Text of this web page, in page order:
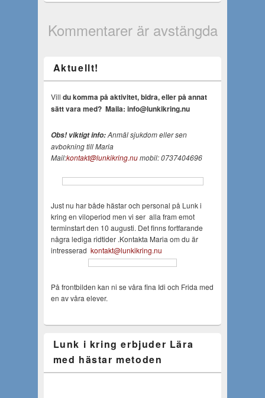
Kommentarer är avstängda
Aktuellt!
Vill du komma på aktivitet, bidra, eller på annat
sätt vara med? Maila: info@lunkikring.nu
Obs! viktigt info:Anmäl sjukdom eller sen
avbokning till Maria
Mail:kontakt@lunkikring.nu mobil: 0737404696
Just nu har både hästar och personal på Lunk i
kring en viloperiod men vi ser alla fram emot
terminstart den 10 augusti. Det finns fortfarande
några lediga ridtider .Kontakta Maria om du är
intresserad kontakt@lunkikring.nu
På frontbilden kan ni se våra fina Idi och Frida med
en av våra elever.
Lunk i kring erbjuder Lära
med hästar metoden